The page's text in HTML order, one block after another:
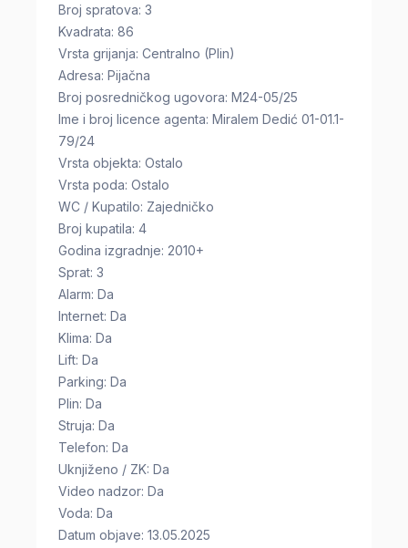
Broj spratova: 3
Kvadrata: 86
Vrsta grijanja: Centralno (Plin)
Adresa: Pijačna
Broj posredničkog ugovora: M24-05/25
Ime i broj licence agenta: Miralem Dedić 01-01.1-
79/24
Vrsta objekta: Ostalo
Vrsta poda: Ostalo
WC / Kupatilo: Zajedničko
Broj kupatila: 4
Godina izgradnje: 2010+
Sprat: 3
Alarm: Da
Internet: Da
Klima: Da
Lift: Da
Parking: Da
Plin: Da
Struja: Da
Telefon: Da
Uknjiženo / ZK: Da
Video nadzor: Da
Voda: Da
Datum objave: 13.05.2025